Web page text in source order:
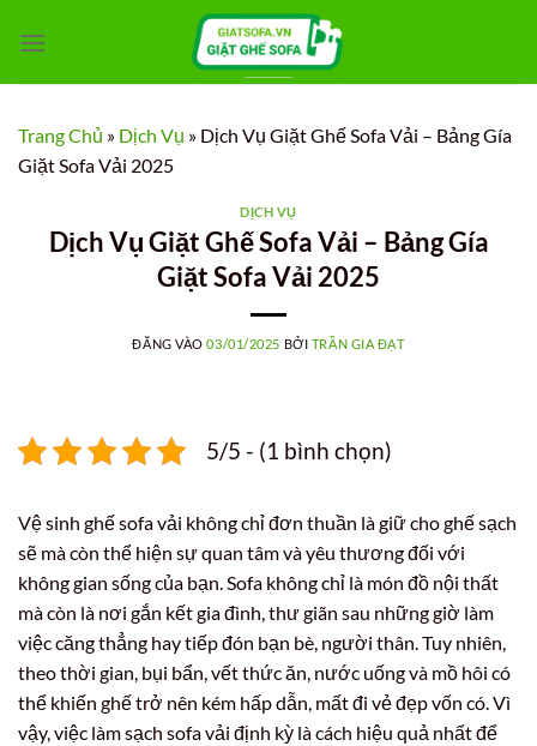
qua
Trang Chủ » Dịch Vụ » Dịch Vụ Giặt Ghế Sofa Vải – Bảng Gía
Giặt Sofa Vải 2025
DỊCH VỤ
Dịch Vụ Giặt Ghế Sofa Vải – Bảng Gía
Giặt Sofa Vải 2025
ĐĂNG VÀO03/01/2025 BỞI TRẦN GIA ĐẠT
5/5 - (1 bình chọn)
Vệ sinh ghế sofa vải không chỉ đơn thuần là giữ cho ghế sạch
sẽ mà còn thể hiện sự quan tâm và yêu thương đối với
không gian sống của bạn. Sofa không chỉ là món đồ nội thất
mà còn là nơi gắn kết gia đình, thư giãn sau những giờ làm
việc căng thẳng hay tiếp đón bạn bè, người thân. Tuy nhiên,
theo thời gian, bụi bẩn, vết thức ăn, nước uống và mồ hôi có
thể khiến ghế trở nên kém hấp dẫn, mất đi vẻ đẹp vốn có. Vì
vậy, việc làm sạch sofa vải định kỳ là cách hiệu quả nhất để